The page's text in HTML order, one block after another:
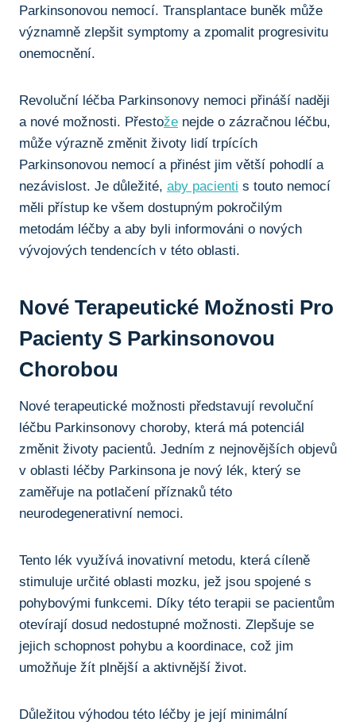
Parkinsonovou nemocí. Transplantace buněk může
významně zlepšit symptomy a zpomalit progresivitu
onemocnění.
Revoluční léčba Parkinsonovy nemoci ⁣přináší naději
a nové možnosti. Přestože nejde ‍o zázračnou léčbu,
může výrazně změnit životy lidí ⁢trpících
Parkinsonovou nemocí a přinést jim větší pohodlí a
nezávislost. Je důležité, aby pacienti s touto nemocí
měli přístup ​ke všem dostupným pokročilým
metodám⁣ léčby‌ a aby byli informováni o nových
‌vývojových tendencích v této oblasti.
Nové Terapeutické Možnosti Pro
⁢pacienty S Parkinsonovou
Chorobou
Nové terapeutické možnosti ⁣představují revoluční
léčbu ⁢Parkinsonovy choroby, která má potenciál
změnit životy pacientů. Jedním z ⁣nejnovějších objevů
v oblasti léčby Parkinsona je nový lék, který se
zaměřuje na potlačení příznaků ‍této
neurodegenerativní nemoci.
Tento‌ lék využívá inovativní metodu, která cíleně
stimuluje určité ⁣oblasti mozku, ​jež jsou spojené ‌s
pohybovými funkcemi. Díky této ⁤terapii se pacientům
otevírají dosud nedostupné⁢ možnosti. Zlepšuje se
jejich schopnost pohybu a koordinace, což jim
umožňuje žít plnější a aktivnější⁢ život.
Důležitou výhodou ‍této léčby je její minimální